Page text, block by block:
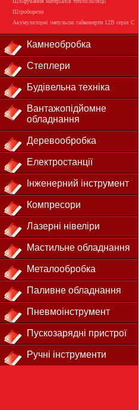
Штроборези
Акумуляторні імпульсні гайковерти 12В серія С
Камнеобробка
Степлери
Будівельна техніка
Вантажопідйомне
обладнання
Деревообробка
Електростанції
Інженерний інструмент
Компресори
Лазерні нівеліри
Мастильне обладнання
Металообробка
Паливне обладнання
Пневмоінструмент
Пускозарядні пристрої
Ручні інструменти